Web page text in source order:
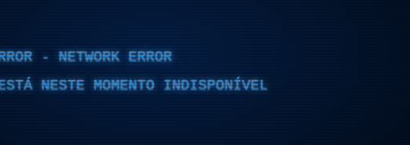
- NETWORK ERROR
NESTE MOMENTO INDISPONÍVEL